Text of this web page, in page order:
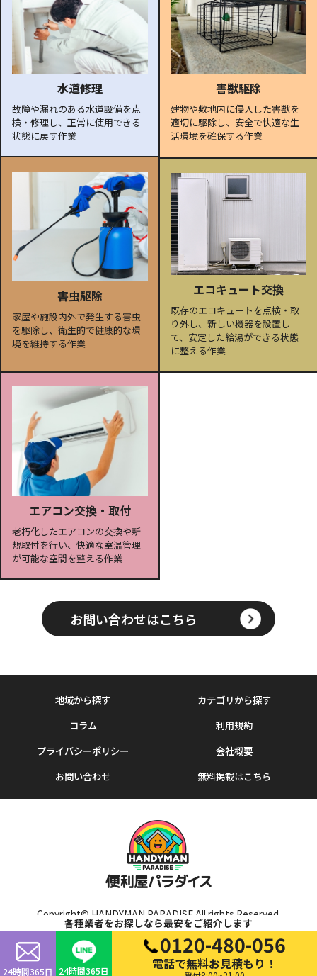
水道修理
故障や漏れのある水道設備を点
検・修理し、正常に使用できる
状態に戻す作業
害獣駆除
建物や敷地内に侵入した害獣を
適切に駆除し、安全で快適な生
活環境を確保する作業
害虫駆除
家屋や施設内外で発生する害虫
を駆除し、衛生的で健康的な環
境を維持する作業
エコキュート交換
既存のエコキュートを点検・取
り外し、新しい機器を設置し
て、安定した給湯ができる状態
に整える作業
エアコン交換・取付
老朽化したエアコンの交換や新
規取付を行い、快適な室温管理
が可能な空間を整える作業
お問い合わせはこちら
地域から探す
カテゴリから探す
コラム
利用規約
プライバシーポリシー
会社概要
お問い合わせ
無料掲載はこちら
Copyright© HANDYMAN PARADISE All rights Reserved.
各種業者をお探しなら最安をご紹介します
24時間365日 24時間365日
0120-480-056
電話で無料お見積もり！